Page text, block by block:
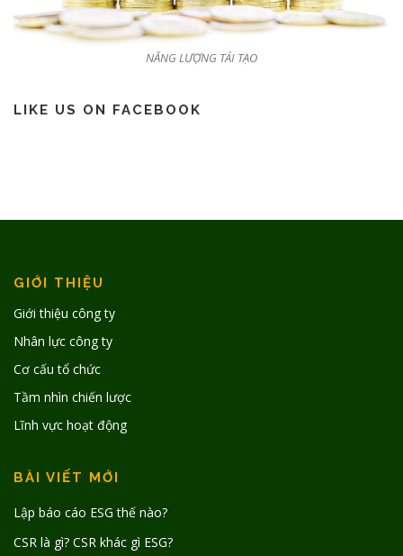
NĂNG LƯỢNG TÁI TẠO
LIKE US ON FACEBOOK
GIỚI THIỆU
Giới thiệu công ty
Nhân lực công ty
Cơ cấu tổ chức
Tầm nhìn chiến lược
Lĩnh vực hoạt động
BÀI VIẾT MỚI
Lập báo cáo ESG thế nào?
CSR là gì? CSR khác gì ESG?